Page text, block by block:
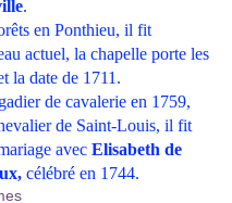
.
en Ponthieu, il fit
actuel, la chapelle porte les
la date de 1711.
de cavalerie en 1759,
de Saint-Louis, il fit
avec Elisabeth de
célébré en 1744.